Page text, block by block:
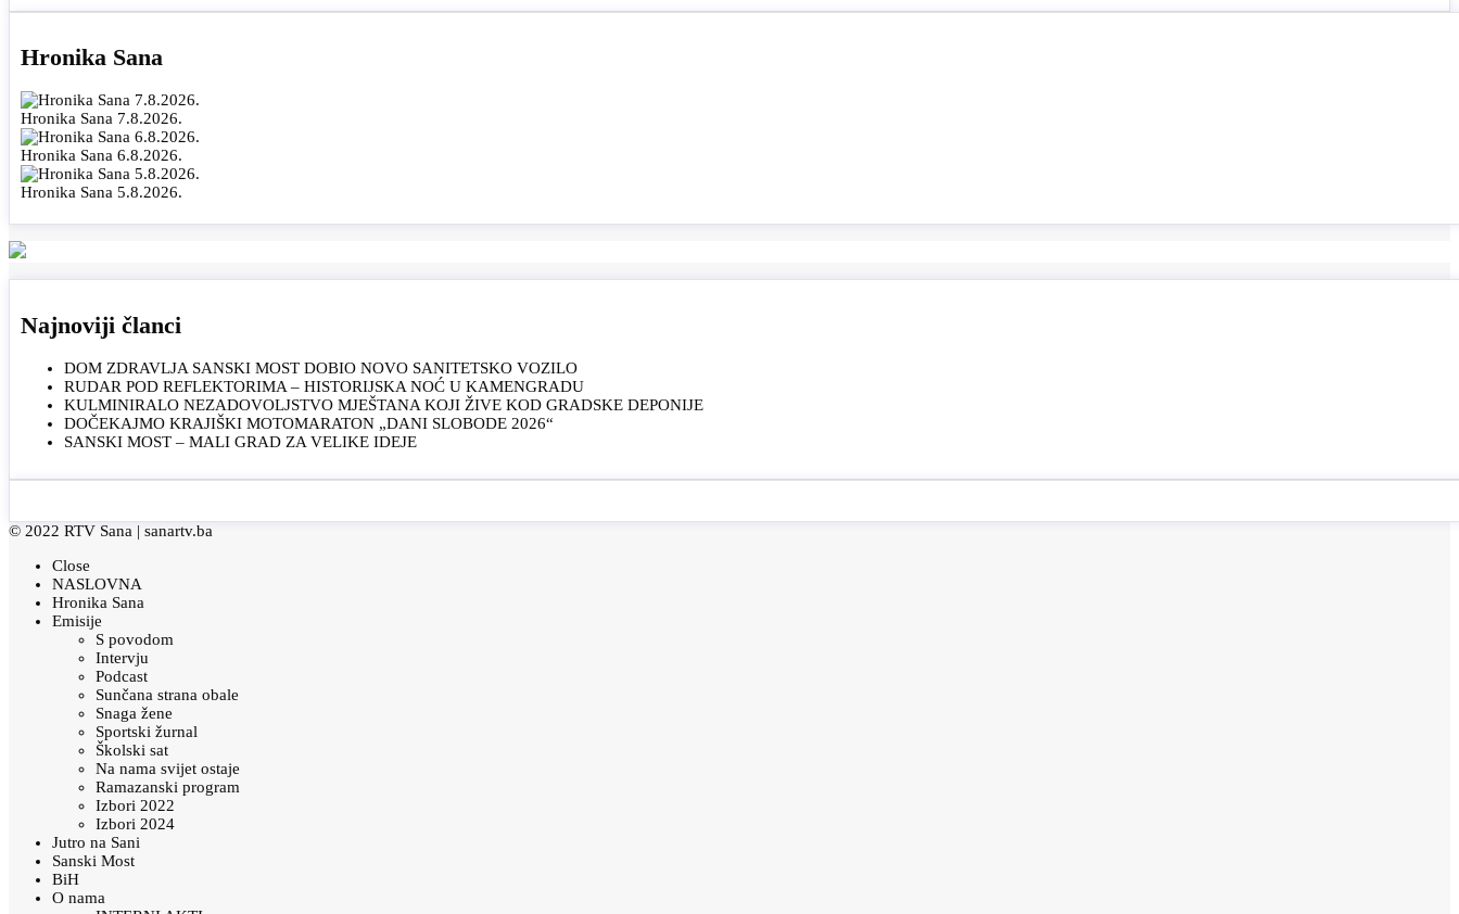
Hronika Sana
Hronika Sana 7.8.2026.
Hronika Sana 6.8.2026.
Hronika Sana 5.8.2026.
Najnoviji članci
DOM ZDRAVLJA SANSKI MOST DOBIO NOVO SANITETSKO VOZILO
RUDAR POD REFLEKTORIMA – HISTORIJSKA NOĆ U KAMENGRADU
KULMINIRALO NEZADOVOLJSTVO MJEŠTANA KOJI ŽIVE KOD GRADSKE DEPONIJE
DOČEKAJMO KRAJIŠKI MOTOMARATON „DANI SLOBODE 2026“
SANSKI MOST – MALI GRAD ZA VELIKE IDEJE
© 2022 RTV Sana | sanartv.ba
Close
NASLOVNA
Hronika Sana
Emisije
S povodom
Intervju
Podcast
Sunčana strana obale
Snaga žene
Sportski žurnal
Školski sat
Na nama svijet ostaje
Ramazanski program
Izbori 2022
Izbori 2024
Jutro na Sani
Sanski Most
BiH
O nama